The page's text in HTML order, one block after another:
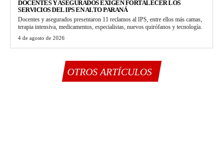
DOCENTES Y ASEGURADOS EXIGEN FORTALECER LOS
SERVICIOS DEL IPS EN ALTO PARANÁ
Docentes y asegurados presentaron 11 reclamos al IPS, entre ellos más camas,
terapia intensiva, medicamentos, especialistas, nuevos quirófanos y tecnología.
4 de agosto de 2026
OTROS ARTÍCULOS